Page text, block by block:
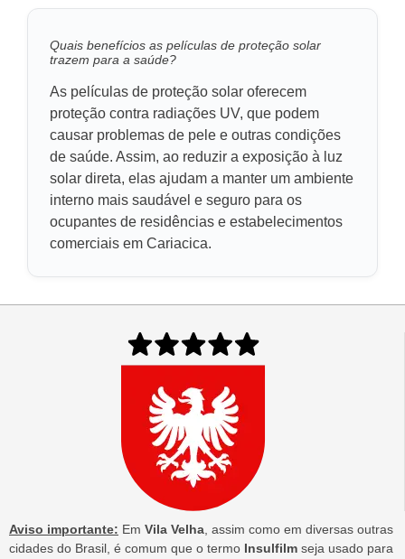
Quais benefícios as películas de proteção solar
trazem para a saúde?
As películas de proteção solar oferecem
proteção contra radiações UV, que podem
causar problemas de pele e outras condições
de saúde. Assim, ao reduzir a exposição à luz
solar direta, elas ajudam a manter um ambiente
interno mais saudável e seguro para os
ocupantes de residências e estabelecimentos
comerciais em Cariacica.
Aviso importante: Em Vila Velha, assim como em diversas outras
cidades do Brasil, é comum que o termo Insulfilm seja usado para